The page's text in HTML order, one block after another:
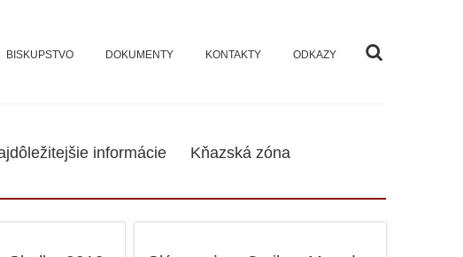
BISKUPSTVO DOKUMENTY KONTAKTY ODKAZY
informácie
Kňazská zóna